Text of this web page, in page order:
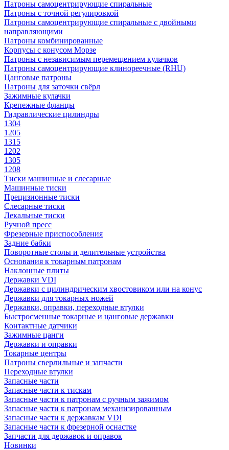
Патроны самоцентрирующие спиральные
Патроны с точной регулировкой
Патроны самоцентрирующие спиральные с двойными
направляющими
Патроны комбинированные
Корпусы с конусом Морзе
Патроны с независимым перемещением кулачков
Патроны самоцентрирующие клинореечные (RHU)
Цанговые патроны
Патроны для заточки свёрл
Зажимные кулачки
Крепежные фланцы
Гидравлические цилиндры
1304
1205
1315
1202
1305
1208
Тиски машинные и слесарные
Машинные тиски
Прецизионные тиски
Слесарные тиски
Лекальные тиски
Ручной пресс
Фрезерные приспособления
Задние бабки
Поворотные столы и делительные устройства
Основания к токарным патронам
Наклонные плиты
Державки VDI
Державки с цилиндрическим хвостовиком или на конус
Державки для токарных ножей
Державки, оправки, переходные втулки
Быстросменные токарные и цанговые державки
Контактные датчики
Зажимные цанги
Державки и оправки
Токарные центры
Патроны сверлильные и запчасти
Переходные втулки
Запасные части
Запасные части к тискам
Запасные части к патронам с ручным зажимом
Запасные части к патронам механизированным
Запасные части к державкам VDI
Запасные части к фрезерной оснастке
Запчасти для державок и оправок
Новинки